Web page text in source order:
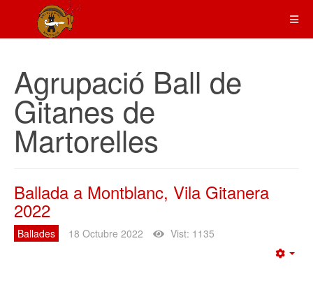
Agrupació Ball de
Gitanes de
Martorelles
Ballada a Montblanc, Vila Gitanera
2022
Ballades 18 Octubre 2022 Vist: 1135